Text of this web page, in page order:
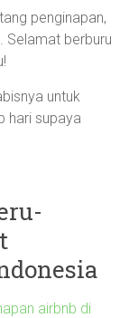
penginapan,
. Selamat berburu
untuk
hari supaya
airbnb di